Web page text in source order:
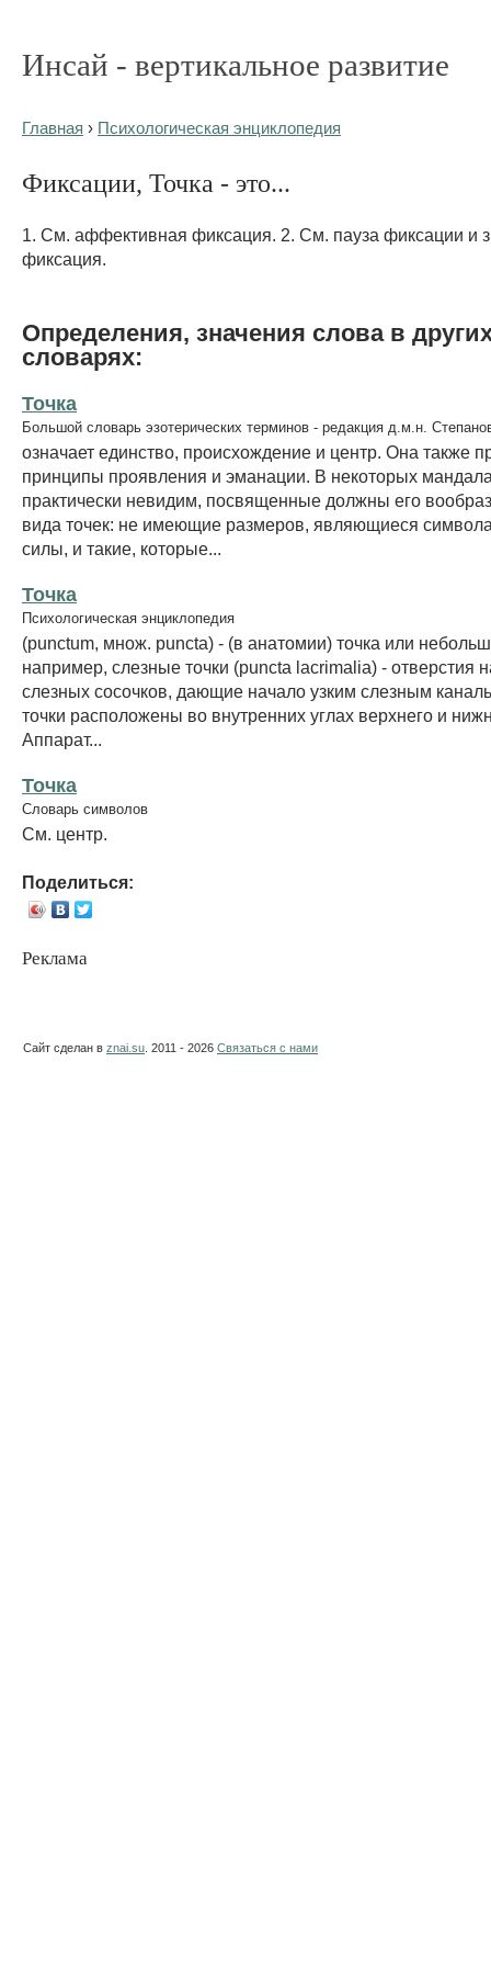
Инсай - вертикальное развитие
Главная › Психологическая энциклопедия
Фиксации, Точка - это...
1. См. аффективная фиксация. 2. См. пауза фиксации и
фиксация.
Определения, значения слова в
словарях:
Точка
Большой словарь эзотерических терминов - редакция д.м.н.
означает единство, происхождение и центр. Она также
принципы проявления и эманации. В некоторых
практически невидим, посвященные должны его
вида точек: не имеющие размеров, являющиеся
силы, и такие, которые...
Точка
Психологическая энциклопедия
(punctum, множ. puncta) - (в анатомии) точка или
например, слезные точки (puncta lacrimalia) - отверстия
слезных сосочков, дающие начало узким слезным
точки расположены во внутренних углах верхнего и
Аппарат...
Точка
Словарь символов
См. центр.
Поделиться:
Реклама
Сайт сделан в znai.su . 2011 - 2026 Связаться с нами